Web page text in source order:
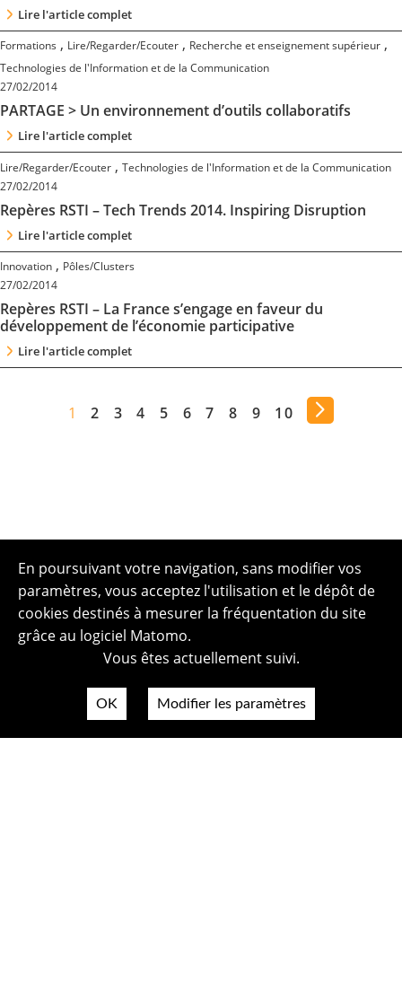
Lire l'article complet
Formations , Lire/Regarder/Ecouter , Recherche et enseignement supérieur ,
Technologies de l'Information et de la Communication
27/02/2014
PARTAGE > Un environnement d’outils collaboratifs
Lire l'article complet
Lire/Regarder/Ecouter , Technologies de l'Information et de la Communication
27/02/2014
Repères RSTI – Tech Trends 2014. Inspiring Disruption
Lire l'article complet
Innovation , Pôles/Clusters
27/02/2014
Repères RSTI – La France s’engage en faveur du
développement de l’économie participative
Lire l'article complet
1 2 3 4 5 6 7 8 9 10
En poursuivant votre navigation, sans modifier vos
paramètres, vous acceptez l'utilisation et le dépôt de
cookies destinés à mesurer la fréquentation du site
grâce au logiciel Matomo.
Vous êtes actuellement suivi.
OK Modifier les paramètres